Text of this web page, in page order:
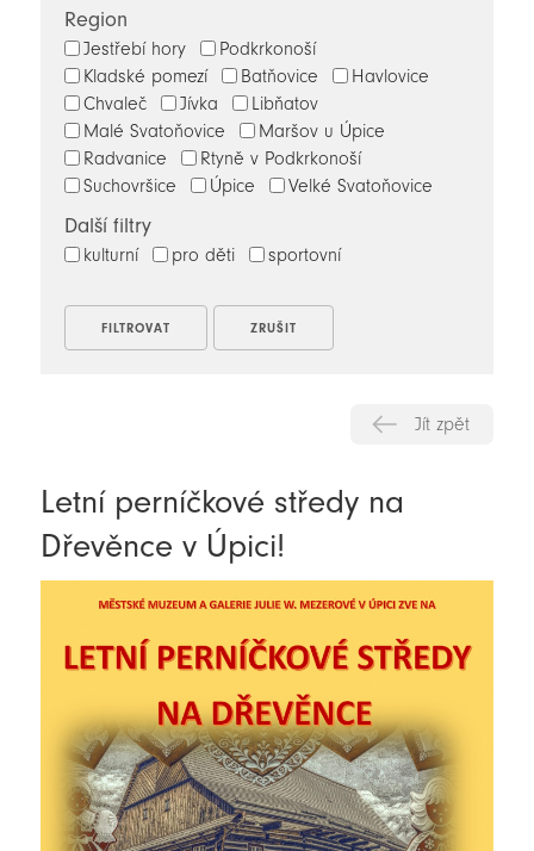
Region
Jestřebí hory
Podkrkonoší
Kladské pomezí
Batňovice
Havlovice
Chvaleč
Jívka
Libňatov
Malé Svatoňovice
Maršov u Úpice
Radvanice
Rtyně v Podkrkonoší
Suchovršice
Úpice Velké Svatoňovice
Další filtry
kulturní pro děti sportovní
Jít zpět
Letní perníčkové středy na
Dřevěnce v Úpici!